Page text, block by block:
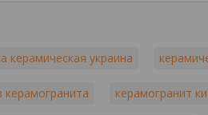
керамическая украина
керамогранита керамогранит